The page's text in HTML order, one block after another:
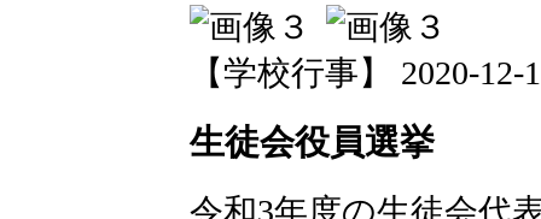
【学校行事】 2020-12-
生徒会役員選挙